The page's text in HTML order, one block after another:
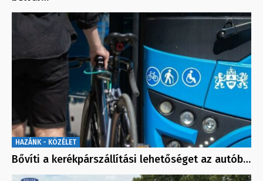
HAZÁNK - KÖZÉLET
Bővíti a kerékpárszállítási lehetőséget az autób…